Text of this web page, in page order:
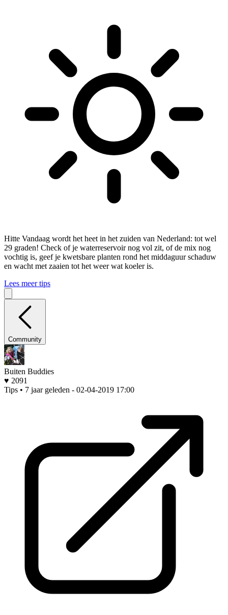
Hitte Vandaag wordt het heet in het zuiden van Nederland: tot wel
29 graden! Check of je waterreservoir nog vol zit, of de mix nog
vochtig is, geef je kwetsbare planten rond het middaguur schaduw
en wacht met zaaien tot het weer wat koeler is.
Lees meer tips
Community
Buiten Buddies
♥ 2091
Tips • 7 jaar geleden - 02-04-2019 17:00